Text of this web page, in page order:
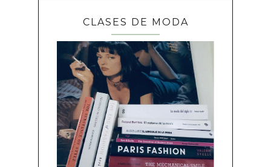
CLASES DE MODA